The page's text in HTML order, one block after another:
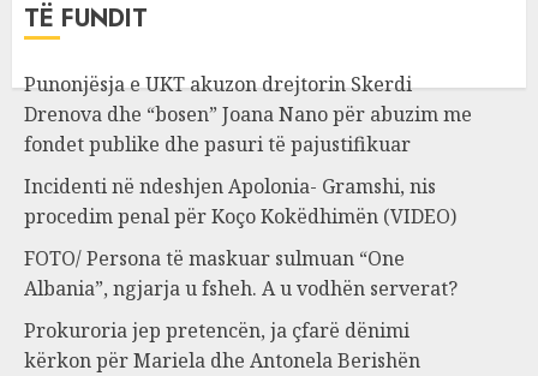
TË FUNDIT
Punonjësja e UKT akuzon drejtorin Skerdi
Drenova dhe “bosen” Joana Nano për abuzim me
fondet publike dhe pasuri të pajustifikuar
Incidenti në ndeshjen Apolonia- Gramshi, nis
procedim penal për Koço Kokëdhimën (VIDEO)
FOTO/ Persona të maskuar sulmuan “One
Albania”, ngjarja u fsheh. A u vodhën serverat?
Prokuroria jep pretencën, ja çfarë dënimi
kërkon për Mariela dhe Antonela Berishën